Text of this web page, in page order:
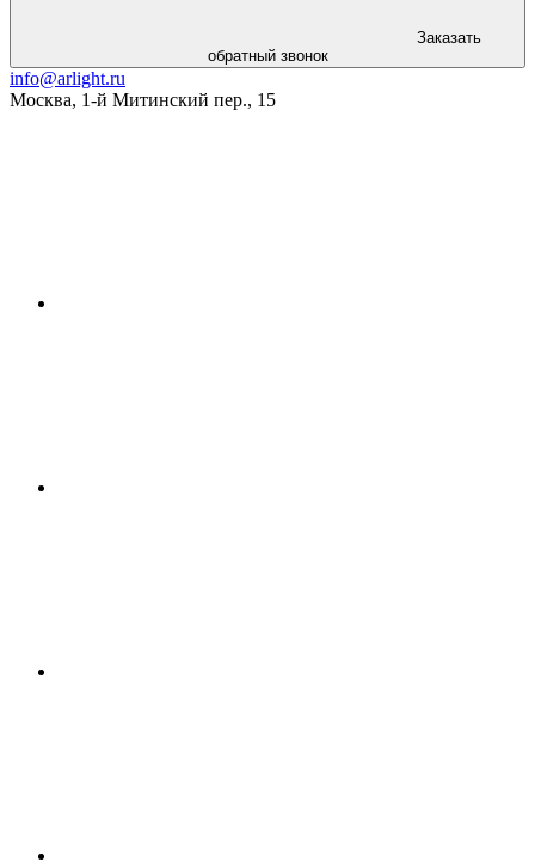
Заказать
обратный звонок
info@arlight.ru
Москва, 1-й Митинский пер., 15